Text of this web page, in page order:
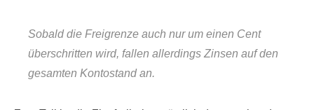
Sobald die Freigrenze auch nur um einen Cent
überschritten wird, fallen allerdings Zinsen auf den
gesamten Kontostand an.